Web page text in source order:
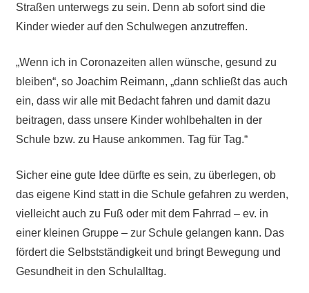
Straßen unterwegs zu sein. Denn ab sofort sind die
Kinder wieder auf den Schulwegen anzutreffen.
„Wenn ich in Coronazeiten allen wünsche, gesund zu
bleiben“, so Joachim Reimann, „dann schließt das auch
ein, dass wir alle mit Bedacht fahren und damit dazu
beitragen, dass unsere Kinder wohlbehalten in der
Schule bzw. zu Hause ankommen. Tag für Tag.“
Sicher eine gute Idee dürfte es sein, zu überlegen, ob
das eigene Kind statt in die Schule gefahren zu werden,
vielleicht auch zu Fuß oder mit dem Fahrrad – ev. in
einer kleinen Gruppe – zur Schule gelangen kann. Das
fördert die Selbstständigkeit und bringt Bewegung und
Gesundheit in den Schulalltag.